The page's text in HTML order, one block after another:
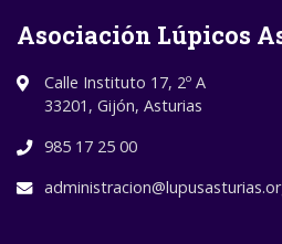
Asociación Lúpicos
Calle Instituto 17, 2º A
33201, Gijón, Asturias
985 17 25 00